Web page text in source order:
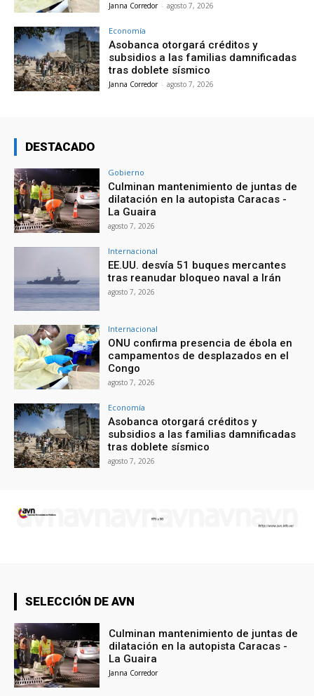
Janna Corredor - agosto 7, 2026
Economía
Asobanca otorgará créditos y
subsidios a las familias damnificadas
tras doblete sísmico
Janna Corredor - agosto 7, 2026
DESTACADO
Gobierno
Culminan mantenimiento de juntas de
dilatación en la autopista Caracas -
La Guaira
agosto 7, 2026
Internacional
EE.UU. desvía 51 buques mercantes
tras reanudar bloqueo naval a Irán
agosto 7, 2026
Internacional
ONU confirma presencia de ébola en
campamentos de desplazados en el
Congo
agosto 7, 2026
Economía
Asobanca otorgará créditos y
subsidios a las familias damnificadas
tras doblete sísmico
agosto 7, 2026
SELECCIÓN DE AVN
Culminan mantenimiento de juntas de
dilatación en la autopista Caracas -
La Guaira
Janna Corredor